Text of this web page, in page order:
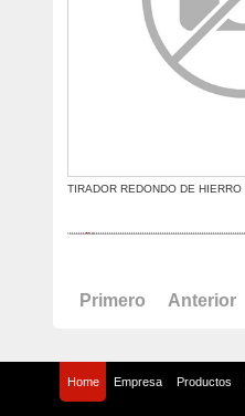
TIRADOR REDONDO DE
Primero Anterior
Home Empresa Productos